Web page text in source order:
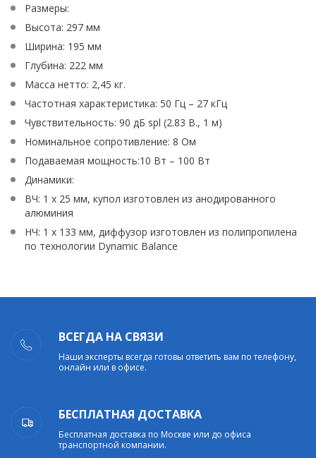
Размеры:
Высота: 297 мм
Ширина: 195 мм
Глубина: 222 мм
Масса нетто: 2,45 кг.
Частотная характеристика: 50 Гц – 27 кГц
Чувствительность: 90 дБ spl (2.83 В., 1 м)
Номинальное сопротивление: 8 Ом
Подаваемая мощность:10 Вт – 100 Вт
Динамики:
ВЧ: 1 x 25 мм, купол изготовлен из анодированного
алюминия
НЧ: 1 x 133 мм, диффузор изготовлен из полипропилена
по технологии Dynamic Balance
ВСЕГДА НА СВЯЗИ
Наши эксперты всегда готовы ответить вам по телефону,
онлайн или в офисе.
БЕСПЛАТНАЯ ДОСТАВКА
Бесплатная доставка по Москве или до офиса
транспортной компании.